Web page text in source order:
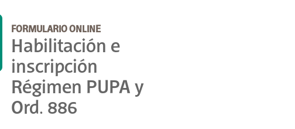
FORMULARIO ONLINE
Habilitación e
inscripción
Régimen PUPA y
Ord. 886